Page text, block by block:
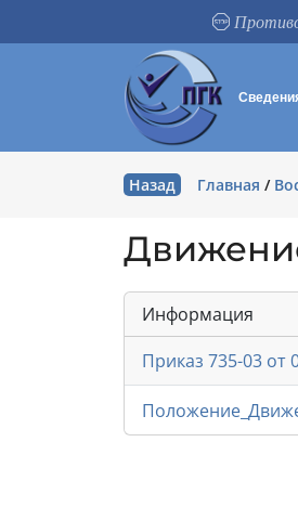
Назад Главная /
Информация
Приказ 735-03 от